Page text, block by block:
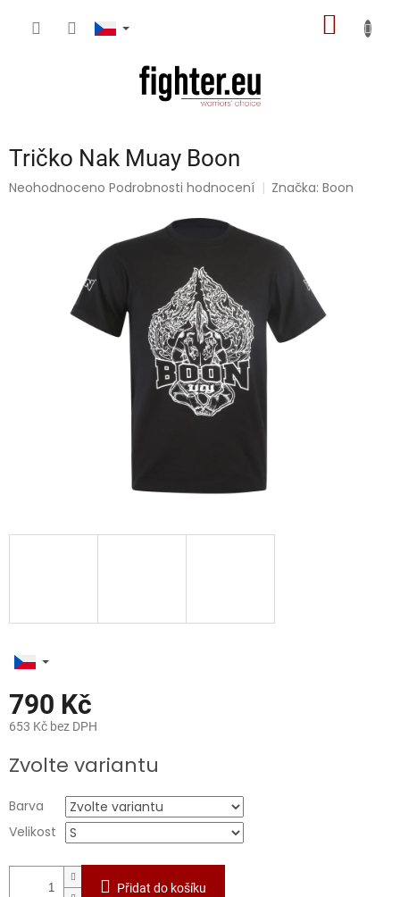
Tričko Nak Muay Boon
Průměrné
hvězdiček.
Neohodnoceno Podrobnosti hodnocení Značka:Boon
790 Kč
653 Kč bez DPH
cena:
Zvolte variantu
Barva
Velikost
Přidat do košíku